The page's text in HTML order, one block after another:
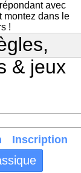
avec
montez dans le
!
& jeux
Inscription